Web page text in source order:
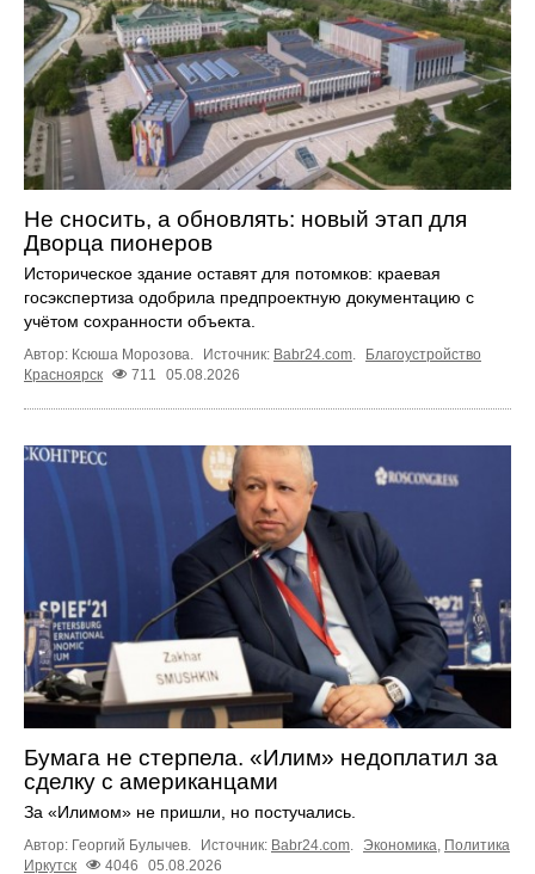
Не сносить, а обновлять: новый этап для
Дворца пионеров
Историческое здание оставят для потомков: краевая
госэкспертиза одобрила предпроектную документацию с
учётом сохранности объекта.
Автор: Ксюша Морозова. Источник: Babr24.com.
Благоустройство
Красноярск
711 05.08.2026
Бумага не стерпела. «Илим» недоплатил за
сделку с американцами
За «Илимом» не пришли, но постучались.
Автор: Георгий Булычев. Источник: Babr24.com. Экономика, Политика
Иркутск
4046 05.08.2026